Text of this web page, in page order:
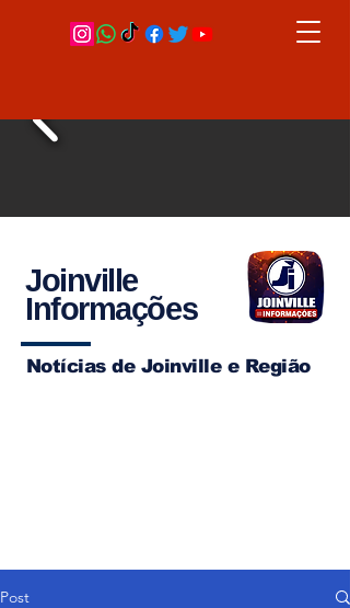
Joinville
Informações
Notícias de Joinville e Região
Post